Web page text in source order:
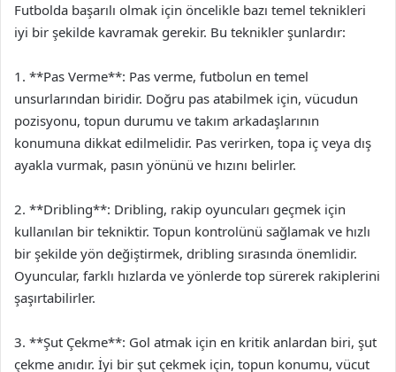
Futbolda başarılı olmak için öncelikle bazı temel teknikleri
iyi bir şekilde kavramak gerekir. Bu teknikler şunlardır:
1. **Pas Verme**: Pas verme, futbolun en temel
unsurlarından biridir. Doğru pas atabilmek için, vücudun
pozisyonu, topun durumu ve takım arkadaşlarının
konumuna dikkat edilmelidir. Pas verirken, topa iç veya dış
ayakla vurmak, pasın yönünü ve hızını belirler.
2. **Dribling**: Dribling, rakip oyuncuları geçmek için
kullanılan bir tekniktir. Topun kontrolünü sağlamak ve hızlı
bir şekilde yön değiştirmek, dribling sırasında önemlidir.
Oyuncular, farklı hızlarda ve yönlerde top sürerek rakiplerini
şaşırtabilirler.
3. **Şut Çekme**: Gol atmak için en kritik anlardan biri, şut
çekme anıdır. İyi bir şut çekmek için, topun konumu, vücut